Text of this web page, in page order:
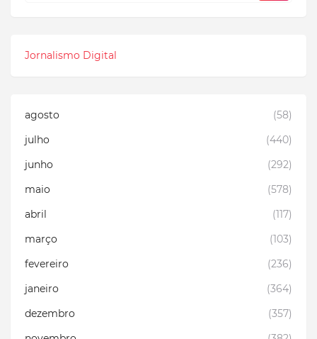
Jornalismo Digital
agosto
(58)
julho
(440)
junho
(292)
maio
(578)
abril
(117)
março
(103)
fevereiro
(236)
janeiro
(364)
dezembro
(357)